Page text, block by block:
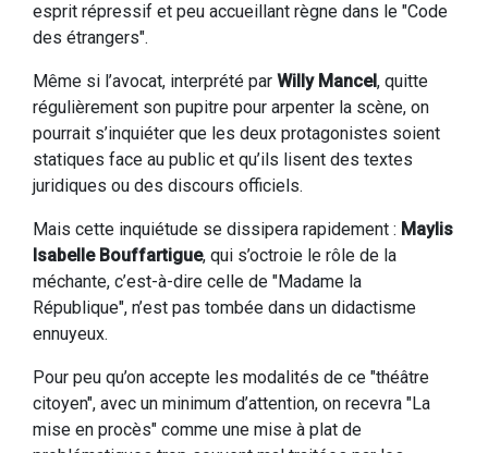
esprit répressif et peu accueillant règne dans le "Code
des étrangers".
Même si l’avocat, interprété par Willy Mancel, quitte
régulièrement son pupitre pour arpenter la scène, on
pourrait s’inquiéter que les deux protagonistes soient
statiques face au public et qu’ils lisent des textes
juridiques ou des discours officiels.
Mais cette inquiétude se dissipera rapidement : Maylis
Isabelle Bouffartigue, qui s’octroie le rôle de la
méchante, c’est-à-dire celle de "Madame la
République", n’est pas tombée dans un didactisme
ennuyeux.
Pour peu qu’on accepte les modalités de ce "théâtre
citoyen", avec un minimum d’attention, on recevra "La
mise en procès" comme une mise à plat de